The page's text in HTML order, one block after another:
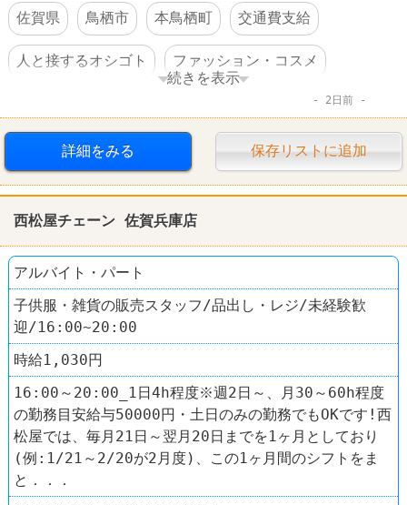
佐賀県
鳥栖市 本鳥栖町 交通費支給
人と接するオシゴト ファッション・コスメ
続きを表示
2日前
詳細をみる 保存リストに追加
西松屋チェーン 佐賀兵庫店
アルバイト・パート
子供服・雑貨の販売スタッフ/品出し・レジ/未経験歓
迎/16:00~20:00
時給1,030円
16:00～20:00_1日4h程度※週2日～、月30～60h程度
の勤務目安給与50000円・土日のみの勤務でもOKです!西
松屋では、毎月21日～翌月20日までを1ヶ月としており
(例:1/21～2/20が2月度)、この1ヶ月間のシフトをま
と．．．